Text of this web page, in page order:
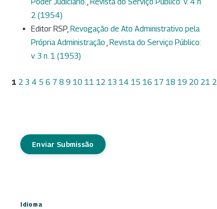
Poder Judiciário., Revista do Serviço Público: v. 4 n.
2 (1954)
Editor RSP, Revogação de Ato Administrativo pela
Própria Administração , Revista do Serviço Público:
v. 3 n. 1 (1953)
1 2 3 4 5 6 7 8 9 10 11 12 13 14 15 16 17 18 19 20 21
Enviar Submissão
Idioma